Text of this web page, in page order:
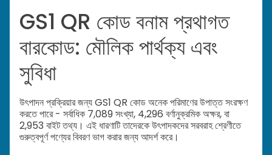
GS1 QR কোড বনাম প্রথাগত
বারকোড: মৌলিক পার্থক্য এবং
সুবিধা
উৎপাদন প্রক্রিয়ার জন্য GS1 QR কোড অনেক পরিমাণের উপাত্ত সংরক্ষণ
করতে পারে - সর্বাধিক 7,089 সংখ্যা, 4,296 বর্ণানুক্রমিক অক্ষর, বা
2,953 বাইট তথ্য। এই ধারণাটি তাদেরকে উৎপাদকদের সরবরাহ শ্রেণীতে
গুরুত্বপূর্ণ পণ্যের বিবরণ ভাগ করার জন্য আদর্শ করে।